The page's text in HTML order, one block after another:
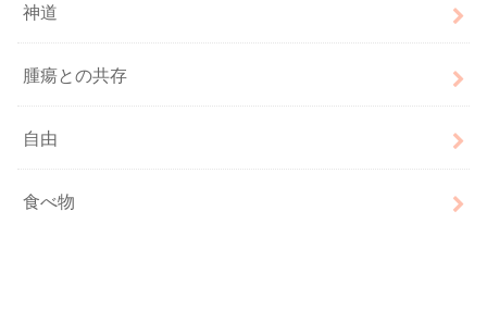
神道
腫瘍との共存
自由
食べ物